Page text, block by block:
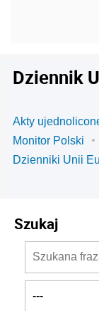
Dziennik
Akty
Monitor Polski
Dzienniki Unii
Szukaj